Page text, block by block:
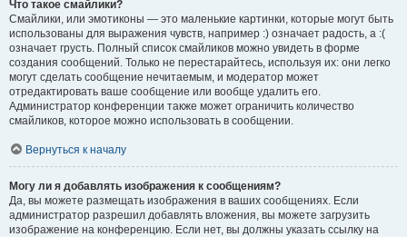
Что такое смайлики?
Смайлики, или эмотиконы — это маленькие картинки, которые могут быть
использованы для выражения чувств, например :) означает радость, а :(
означает грусть. Полный список смайликов можно увидеть в форме
создания сообщений. Только не перестарайтесь, используя их: они легко
могут сделать сообщение нечитаемым, и модератор может
отредактировать ваше сообщение или вообще удалить его.
Администратор конференции также может ограничить количество
смайликов, которое можно использовать в сообщении.
Вернуться к началу
Могу ли я добавлять изображения к сообщениям?
Да, вы можете размещать изображения в ваших сообщениях. Если
администратор разрешил добавлять вложения, вы можете загрузить
изображение на конференцию. Если нет, вы должны указать ссылку на